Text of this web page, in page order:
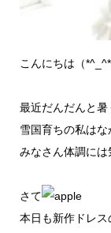
こんにちは（
最近だんだんと
雪国育ちの私は
みなさん体調には
さて
本日も新作ドレ